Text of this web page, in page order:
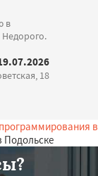
в
18
в
Подольске